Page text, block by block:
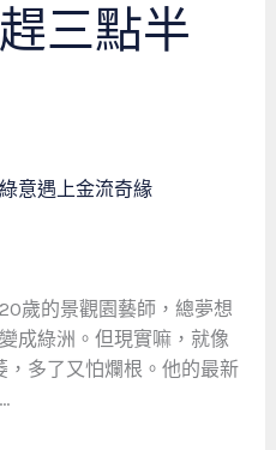
三點半
意遇上金流奇緣
歲的景觀園藝師，總夢想
成綠洲。但現實嘛，就像
多了又怕爛根。他的最新